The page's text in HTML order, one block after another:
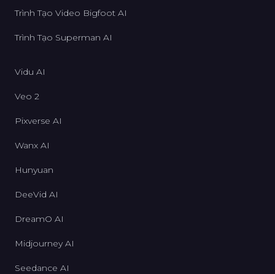
Trình Tạo Video Bigfoot AI
Trình Tạo Superman AI
Vidu AI
Veo 2
Pixverse AI
Wanx AI
Hunyuan
DeeVid AI
DreamO AI
Midjourney AI
Seedance AI